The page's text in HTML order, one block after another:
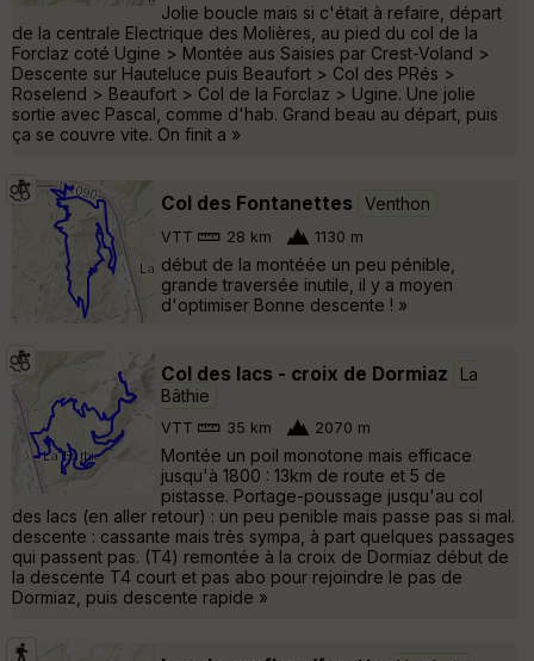
Jolie boucle mais si c'était à refaire, départ
de la centrale Electrique des Molières, au pied du col de la
Forclaz coté Ugine > Montée aus Saisies par Crest-Voland >
Descente sur Hauteluce puis Beaufort > Col des PRés >
Roselend > Beaufort > Col de la Forclaz > Ugine. Une jolie
sortie avec Pascal, comme d'hab. Grand beau au départ, puis
ça se couvre vite. On finit a »
Col des Fontanettes Venthon
VTT 28 km 1130 m
début de la montéée un peu pénible,
grande traversée inutile, il y a moyen
d'optimiser Bonne descente ! »
Col des lacs - croix de Dormiaz
La
Bâthie
VTT 35 km 2070 m
Montée un poil monotone mais efficace
jusqu'à 1800 : 13km de route et 5 de
pistasse. Portage-poussage jusqu'au col
des lacs (en aller retour) : un peu penible mais passe pas si mal.
descente : cassante mais très sympa, à part quelques passages
qui passent pas. (T4) remontée à la croix de Dormiaz début de
la descente T4 court et pas abo pour rejoindre le pas de
Dormiaz, puis descente rapide »